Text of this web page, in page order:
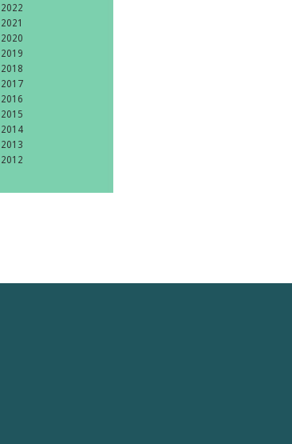
2022
2021
2020
2019
2018
2017
2016
2015
2014
2013
2012